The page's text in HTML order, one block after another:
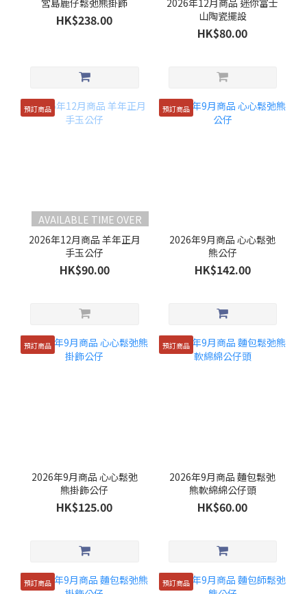
HK$238.00
山陶瓷擺設
HK$80.00
預訂商品
AVAILABLE TIME OVER
2026年12月商品 羊年正月
手玉公仔
HK$90.00
預訂商品
2026年9月商品 心心鬆弛
熊公仔
HK$142.00
預訂商品
2026年9月商品 心心鬆弛
熊掛飾公仔
HK$125.00
預訂商品
2026年9月商品 麵包鬆弛
熊軟綿綿公仔頭
HK$60.00
預訂商品 預訂商品